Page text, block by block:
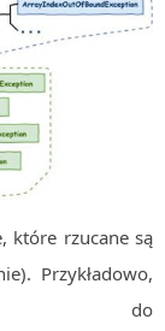
które rzucane są
Przykładowo,
do